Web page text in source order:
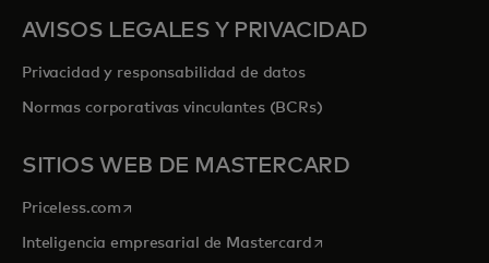
AVISOS LEGALES Y PRIVACIDAD
Privacidad y responsabilidad de datos
Normas corporativas vinculantes (BCRs)
SITIOS WEB DE MASTERCARD
Priceless.com se abre en una pestaña nueva
Inteligencia empresarial de Mastercardse abre en una pestaña